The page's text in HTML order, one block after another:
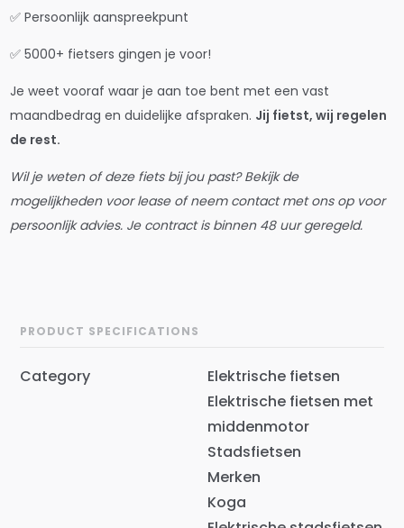
✅ Persoonlijk aanspreekpunt
✅ 5000+ fietsers gingen je voor!
Je weet vooraf waar je aan toe bent met een vast
maandbedrag en duidelijke afspraken. Jij fietst, wij regelen
de rest.
Wil je weten of deze fiets bij jou past? Bekijk de
mogelijkheden voor lease of neem contact met ons op voor
persoonlijk advies. Je contract is binnen 48 uur geregeld.
PRODUCT SPECIFICATIONS
Category
Elektrische fietsen
Elektrische fietsen met
middenmotor
Stadsfietsen
Merken
Koga